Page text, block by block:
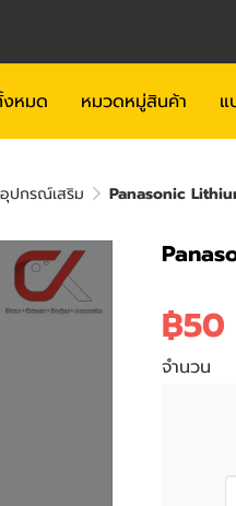
หมด หมวดหมู่สินค้า แ
ปกรณ์เสริม Panasonic
฿50
จำนวน